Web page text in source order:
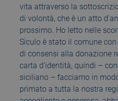
vita attraverso la
di volontà, che è un atto
prossimo. Ho letto nelle
Siculo è stato il comune
di consensi alla donazione
carta d’identità, quindi –
siciliano – facciamo in
primato a tutta la nostra